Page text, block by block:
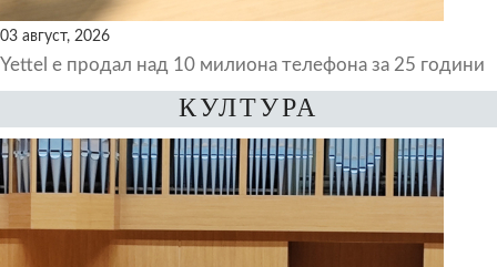
03 август, 2026
Yettel е продал над 10 милиона телефона за 25 години
КУЛТУРА